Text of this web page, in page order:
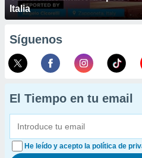
Italia
Síguenos
El Tiempo en tu email
He leído y acepto la política de